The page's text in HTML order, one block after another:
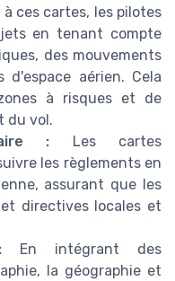
ces cartes, les pilotes
en tenant compte
des mouvements
aérien. Cela
à risques et de
du vol.
: Les cartes
les règlements en
assurant que les
directives locales et
En intégrant des
la géographie et